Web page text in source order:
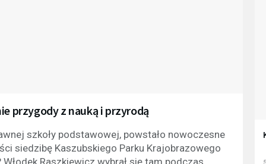
przygody z nauką i przyrodą
szkoły podstawowej, powstało nowoczesne
siedzibę Kaszubskiego Parku Krajobrazowego
Raszkiewicz wybrał się tam podczas